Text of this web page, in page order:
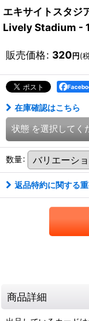
エキサイトスタ
Lively Stadium -
販売価格: 320円(
在庫確認はこちら
状態 を選択してく
数量:
返品特約に関する
商品詳細